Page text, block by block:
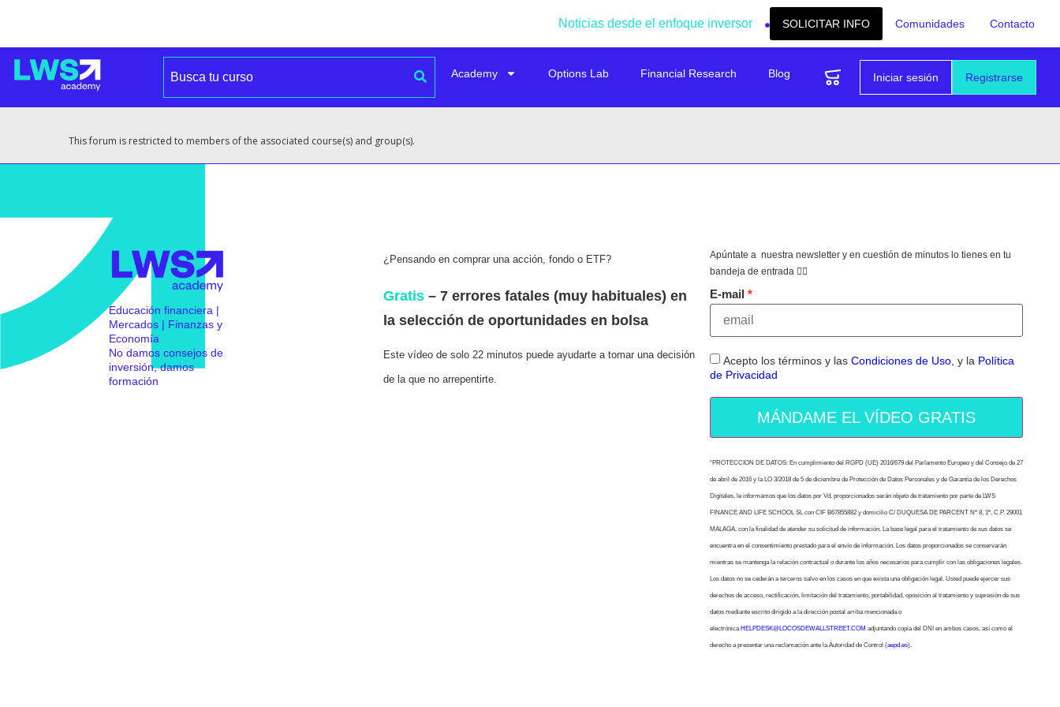
Noticias desde el enfoque inversor SOLICITAR INFO Comunidades Contacto
Registrarse
Iniciar sesión
Academy Options Lab Financial Research Blog
This forum is restricted to members of the associated course(s) and group(s).
Educación financiera |
Mercados | Finanzas y
Economía
No damos consejos de
inversión, damos
formación
¿Pensando en comprar una acción, fondo o ETF?
Gratis– 7 errores fatales (muy habituales) en
la selección de oportunidades en bolsa
Este vídeo de solo 22 minutos puede ayudarte a tomar una decisión
de la que no arrepentirte.
Apúntate a nuestra newsletter y en cuestión de minutos lo tienes en tu
bandeja de entrada 👇🏻
E-mail
Acepto los términos y las Condiciones de Uso, y la Política
de Privacidad
MÁNDAME EL VÍDEO GRATIS
“PROTECCION DE DATOS: En cumplimiento del RGPD (UE) 2016/679 del Parlamento Europeo y del Consejo de 27
de abril de 2016 y la LO 3/2018 de 5 de diciembre de Protección de Datos Personales y de Garantía de los Derechos
Digitales, le informamos que los datos por Vd. proporcionados serán objeto de tratamiento por parte de LWS
FINANCE AND LIFE SCHOOL SL con CIF B67855882 y domicilio C/ DUQUESA DE PARCENT Nº 8, 1º, C.P. 29001
MALAGA, con la finalidad de atender su solicitud de información. La base legal para el tratamiento de sus datos se
encuentra en el consentimiento prestado para el envío de información. Los datos proporcionados se conservarán
mientras se mantenga la relación contractual o durante los años necesarios para cumplir con las obligaciones legales.
Los datos no se cederán a terceros salvo en los casos en que exista una obligación legal. Usted puede ejercer sus
derechos de acceso, rectificación, limitación del tratamiento, portabilidad, oposición al tratamiento y supresión de sus
datos mediante escrito dirigido a la dirección postal arriba mencionada o
electrónica HELPDESK@LOCOSDEWALLSTREET.COM adjuntando copia del DNI en ambos casos, así como el
derecho a presentar una reclamación ante la Autoridad de Control (aepd.es).